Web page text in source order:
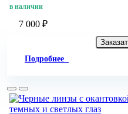
в наличии
7 000 ₽
Подробнее